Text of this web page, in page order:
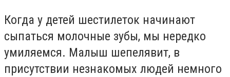
Когда у детей шестилеток начинают
сыпаться молочные зубы, мы нередко
умиляемся. Малыш шепелявит, в
присутствии незнакомых людей немного